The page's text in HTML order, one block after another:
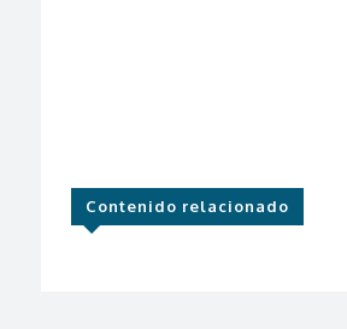
Contenido relacionado